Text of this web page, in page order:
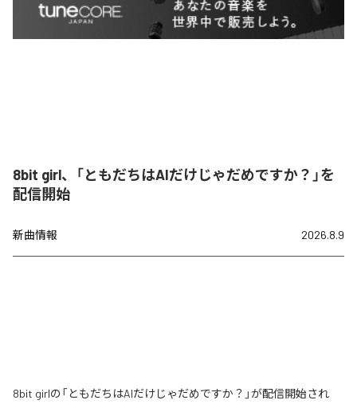
8bit girl、「ともだちはAIだけじゃだめですか？」を
配信開始
新曲情報 2026.8.9
8bit girlの「ともだちはAIだけじゃだめですか？」が配信開始され